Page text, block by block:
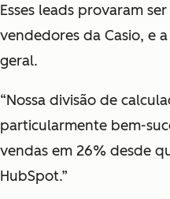
Esses leads provaram
vendedores da Casio, e
geral.
“Nossa divisão de
particularmente bem-
vendas em 26% desde
HubSpot.”